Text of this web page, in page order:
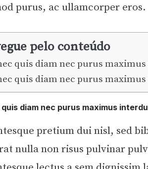
purus, ac ullamcorper eros.
pelo conteúdo
quis diam nec purus
quis diam nec purus
diam nec purus maximus
pretium dui nisl, sed
nulla non risus pulvinar